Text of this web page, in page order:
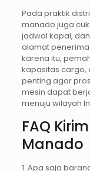
Pada praktik
manado juga
jadwal kapal,
alamat
karena itu,
kapasitas cargo,
penting agar
mesin dapat
menuju wilayah
FAQ
Manado
1. Apa saja